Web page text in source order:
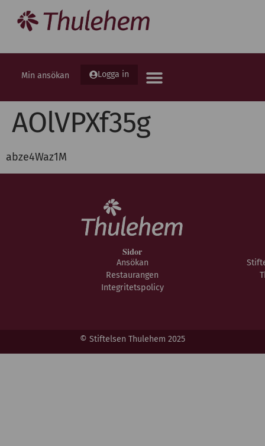
Min ansökan Logga in
AOlVPXf35g
abze4Waz1M
Sidor
Ansökan
Restaurangen
Integritetspolicy
© Stiftelsen Thulehem 2025